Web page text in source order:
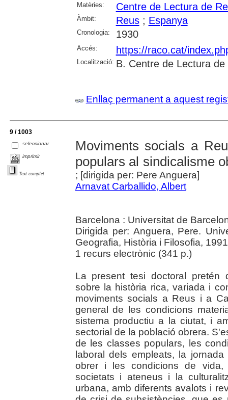
Matèries: Centre de Lectura de
Àmbit: Reus; Espanya
Cronologia: 1930
Accés: https://raco.cat/
Localització: B. Centre de Lectura de
Enllaç permanent a aquest
9 / 1003
seleccionar
imprimir
Text complet
Moviments socials a
populars al sindicalisme
; [dirigida per: Pere Anguera]
Arnavat Carballido, Albert
Barcelona : Universitat de
Dirigida per: Anguera, Pere.
Geografia, Història i Filosofia, 1991
1 recurs electrònic (341 p.)
La present tesi doctoral pretén
sobre la història rica, variada i
moviments socials a Reus i a
general de les condicions
sistema productiu a la ciutat, i
sectorial de la població obrera.
de les classes populars, les
laboral dels empleats, la
obrer i les condicions de vida,
societats i ateneus i la
urbana, amb diferents avalots i